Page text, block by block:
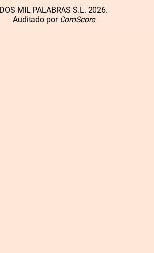
DOS MIL PALABRAS S.L. 2026.
Auditado por ComScore